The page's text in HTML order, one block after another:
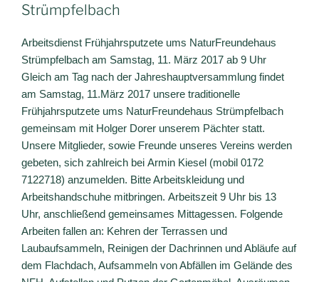
Strümpfelbach
Arbeitsdienst Frühjahrsputzete ums NaturFreundehaus
Strümpfelbach am Samstag, 11. März 2017 ab 9 Uhr
Gleich am Tag nach der Jahreshauptversammlung findet
am Samstag, 11.März 2017 unsere traditionelle
Frühjahrsputzete ums NaturFreundehaus Strümpfelbach
gemeinsam mit Holger Dorer unserem Pächter statt.
Unsere Mitglieder, sowie Freunde unseres Vereins werden
gebeten, sich zahlreich bei Armin Kiesel (mobil 0172
7122718) anzumelden. Bitte Arbeitskleidung und
Arbeitshandschuhe mitbringen. Arbeitszeit 9 Uhr bis 13
Uhr, anschließend gemeinsames Mittagessen. Folgende
Arbeiten fallen an: Kehren der Terrassen und
Laubaufsammeln, Reinigen der Dachrinnen und Abläufe auf
dem Flachdach, Aufsammeln von Abfällen im Gelände des